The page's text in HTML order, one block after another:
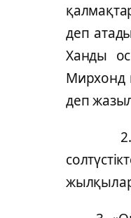
деп
Ханды
Мирхонд
деп
2.